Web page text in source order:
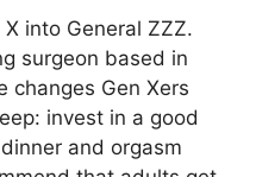
into General ZZZ.
surgeon based in
changes Gen Xers
invest in a good
and orgasm